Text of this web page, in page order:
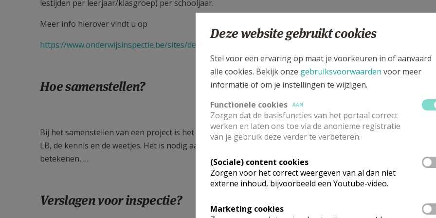
lestijden per leerjaar/klasgroep) per schooljaar.
Meer info hierover vindt u op
https://www.onderwijsinspectie.be/sites/default/files/atoms/files/20121206_dossier_ILSenILD.pdf
Hoe samenstellen?
Bij het samenstellen van een project is het belangrijk dat je niet enkel aandacht hebt voor de uiterlijkheden
LB, de kennis en de weetjes. Het is nodig aandacht te hebben voor wat het beleven van een
betekenen, …
Verslagen voor inspectie?
Deze website gebruikt cookies
Stel voor een ervaring op maat je voorkeuren in of aanvaard
alle cookies. Bekijk onze gebruiksvoorwaarden voor meer
informatie of om je instellingen te wijzigen.
Functionele cookies
AAN
Zorgen dat de basisfuncties van het portaal correct
werken en laten ons toe via de anonieme registratie
van je gebruik deze verder te verbeteren.
(Sociale) content cookies
Zorgen voor het correct weergeven van al dan niet
externe inhoud, bijvoorbeeld een Youtube-video.
Marketing cookies